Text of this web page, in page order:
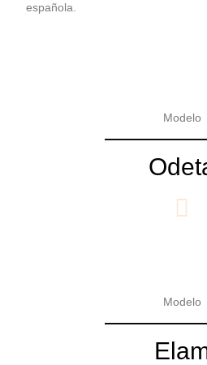
española.
Modelo
Modelo